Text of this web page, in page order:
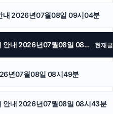
대구이혼전문변호사
울산이혼전문변호사
상간녀소송
내 2026년07월08일 09시04분
도봉구하수구막힘 사전 점검 안내 2026년07월08일 08시54분 현재글
년07월08일 08시49분
안내 2026년07월08일 08시43분